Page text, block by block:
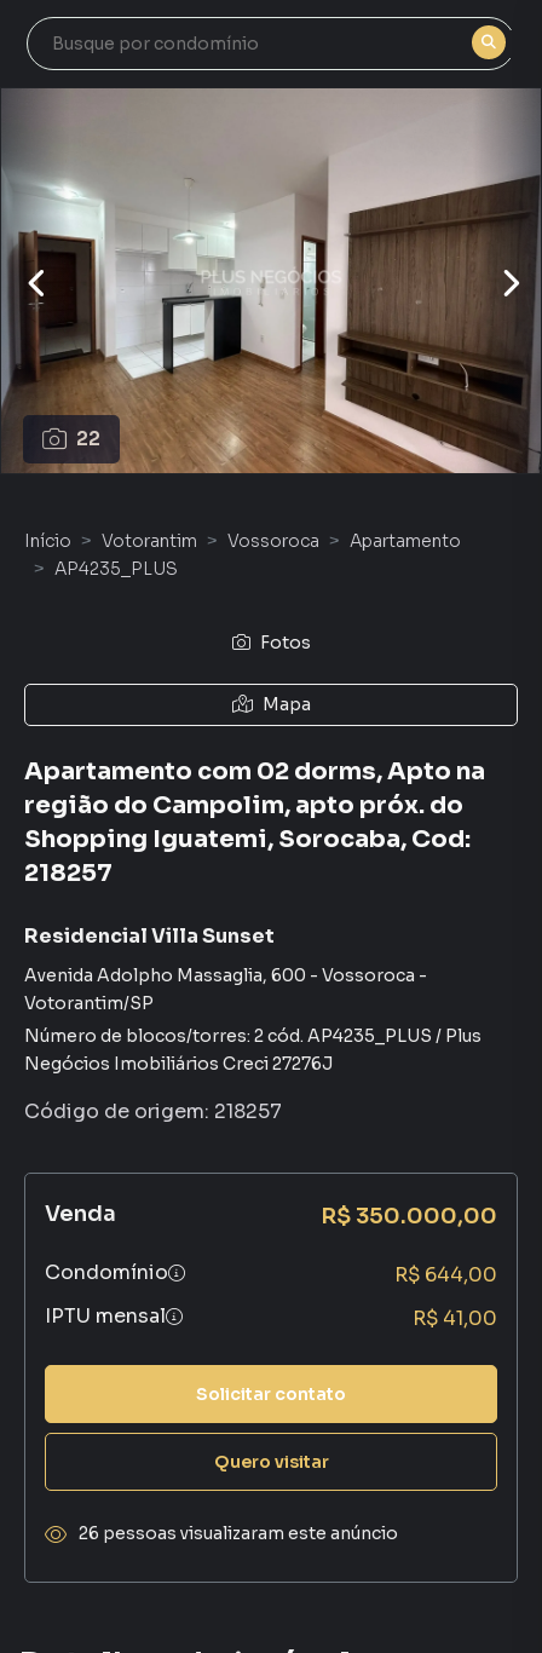
22
Início Votorantim Vossoroca
Apartamento
AP4235_PLUS
Fotos
Mapa
Apartamento com 02 dorms, Apto na
região do Campolim, apto próx. do
Shopping Iguatemi, Sorocaba, Cod:
218257
Residencial Villa Sunset
Avenida Adolpho Massaglia, 600 - Vossoroca -
Votorantim/SP
Número de blocos/torres: 2cód. AP4235_PLUS / Plus
Negócios Imobiliários Creci27276J
Código de origem: 218257
Venda R$ 350.000,00
Condomínio
R$ 644,00
IPTU mensal
R$ 41,00
Solicitar contato
Quero visitar
26 pessoas visualizaram este anúncio